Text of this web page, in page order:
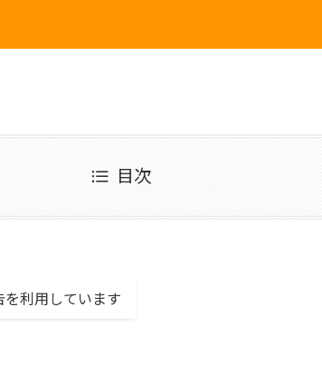
目次
利用しています